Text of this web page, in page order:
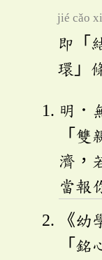
jié cǎo
即「
環」
明．
「
濟，
當報
《
「